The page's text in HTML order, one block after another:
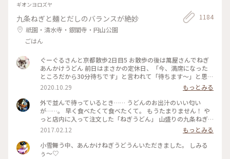
ギオンヨロズヤ
九条ねぎと麺とだしのバランスが絶妙
祇園・清水寺・銀閣寺・円山公園
ごはん
1184
ぐーぐるさんと京都散歩2日目5 お散歩の後は萬屋さんでねぎ
あんかけうどん 前日はまさかの定休日、「今、満席になった
ところだから30分待ちです」と言われて「待ちます〜」と思わ
ず♡︎😆 検温もして無事にいただきました❣️ #小さな秋 #京都 #
食欲の秋
2020.10.29
もっとみる
外で並んで待っているとき…… うどんのお出汁のいい匂い
が……。 早く食べたくて食べたくて。 もうたまりません！ や
っと店内に入って注文した「ねぎうどん」 山盛りの九条ねぎ
と、おろし生姜がのってやってきました！ あ～～もう幸せ
～！ 出汁の匂いを嗅ぎながら、ねぎと生姜、ねぎとうどん、
出汁の順で、あっという間に平らげてしまいました。 食べ終
わったときに友人と目を合わせて笑顔でほっこり！ 身も心も
2017.02.12
もっとみる
小雪舞う中、あんかけねぎうどうんいただきました。 しみる
ぅ〜♡